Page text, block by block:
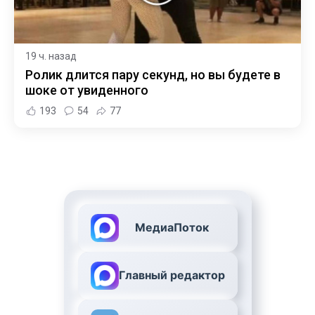
19 ч. назад
Ролик длится пару секунд, но вы будете в
шоке от увиденного
193 54 77
МедиаПоток
Главный редактор